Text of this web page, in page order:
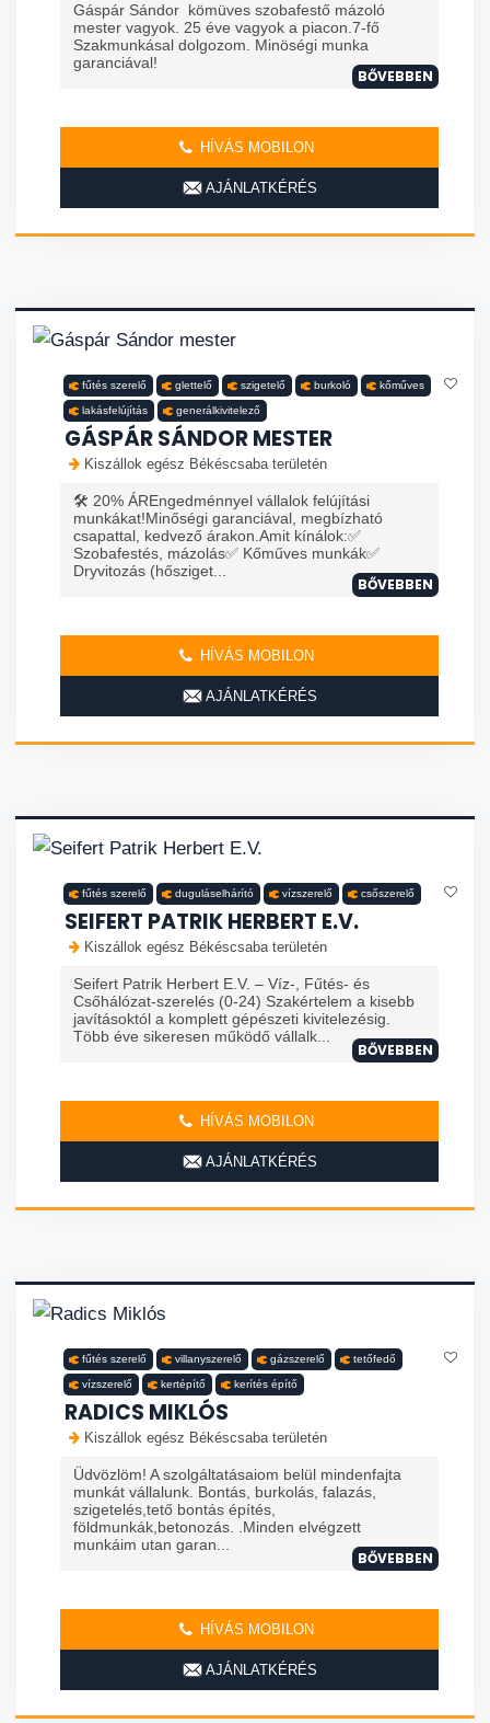
Gáspár Sándor kömüves szobafestő mázoló
mester vagyok. 25 éve vagyok a piacon.7-fő
Szakmunkásal dolgozom. Minöségi munka
garanciával!
BŐVEBBEN
HÍVÁS MOBILON
AJÁNLATKÉRÉS
fűtés szerelő glettelő szigetelő burkoló kőműves
lakásfelújítás generálkivitelező
GÁSPÁR SÁNDOR MESTER
Kiszállok egész Békéscsaba területén
🛠️ 20% ÁREngedménnyel vállalok felújítási
munkákat!Minőségi garanciával, megbízható
csapattal, kedvező árakon.Amit kínálok:✅
Szobafestés, mázolás✅ Kőműves munkák✅
Dryvitozás (hősziget...
BŐVEBBEN
HÍVÁS MOBILON
AJÁNLATKÉRÉS
fűtés szerelő duguláselhárító vízszerelő csőszerelő
SEIFERT PATRIK HERBERT E.V.
Kiszállok egész Békéscsaba területén
Seifert Patrik Herbert E.V. – Víz-, Fűtés- és
Csőhálózat-szerelés (0-24) Szakértelem a kisebb
javításoktól a komplett gépészeti kivitelezésig.
Több éve sikeresen működő vállalk...
BŐVEBBEN
HÍVÁS MOBILON
AJÁNLATKÉRÉS
fűtés szerelő villanyszerelő gázszerelő tetőfedő
vízszerelő kertépítő kerítés építő
RADICS MIKLÓS
Kiszállok egész Békéscsaba területén
Üdvözlöm! A szolgáltatásaiom belül mindenfajta
munkát vállalunk. Bontás, burkolás, falazás,
szigetelés,tető bontás építés,
földmunkák,betonozás. .Minden elvégzett
munkáim utan garan...
BŐVEBBEN
HÍVÁS MOBILON
AJÁNLATKÉRÉS